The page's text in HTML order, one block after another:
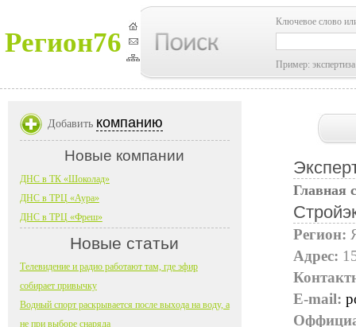
Регион76
Ключевое слово
Пример:
Главная
Регион:
Адрес:
E-mail:
Добавить компанию
Новые компании
ДНС в ТК «Шоколад»
ДНС в ТРЦ «Аура»
ДНС в ТРЦ «Фреш»
Новые статьи
Телевидение и радио работают там, где эфир
собирает привычку
Водный спорт раскрывается после выхода на воду, а
не при выборе снаряда